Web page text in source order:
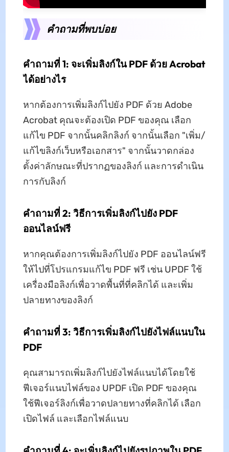
คำถามที่พบบ่อย
คำถามที่ 1: จะเพิ่มลิงก์ใน PDF ด้วย Acrobat
ได้อย่างไร
หากต้องการเพิ่มลิงก์ไปยัง PDF ด้วย Adobe
Acrobat คุณจะต้องเปิด PDF ของคุณ เลือก
แก้ไข PDF จากนั้นคลิกลิงก์ จากนั้นเลือก "เพิ่ม/
แก้ไขลิงก์เว็บหรือเอกสาร" จากนั้นวาดกล่อง
ตั้งค่าลักษณะที่ปรากฏของลิงก์ และการดำเนิน
การกับลิงก์
คำถามที่ 2: วิธีการเพิ่มลิงก์ไปยัง PDF
ออนไลน์ฟรี
หากคุณต้องการเพิ่มลิงก์ไปยัง PDF ออนไลน์ฟรี
ให้ไปที่โปรแกรมแก้ไข PDF ฟรี เช่น UPDF ใช้
เครื่องมือลิงก์เพื่อวาดพื้นที่ที่คลิกได้ และเพิ่ม
ปลายทางของลิงก์
คำถามที่ 3: วิธีการเพิ่มลิงก์ไปยังไฟล์แนบใน
PDF
คุณสามารถเพิ่มลิงก์ไปยังไฟล์แนบได้โดยใช้
ฟีเจอร์แนบไฟล์ของ UPDF เปิด PDF ของคุณ
ใช้ฟีเจอร์ลิงก์เพื่อวาดปลายทางที่คลิกได้ เลือก
เปิดไฟล์ และเลือกไฟล์แนบ